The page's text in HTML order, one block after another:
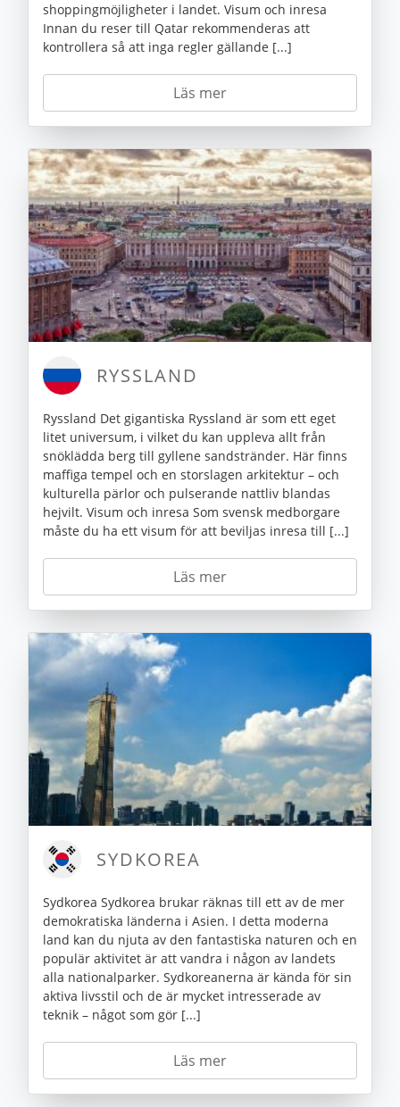
shoppingmöjligheter i landet. Visum och inresa
Innan du reser till Qatar rekommenderas att
kontrollera så att inga regler gällande [...]
Läs mer
RYSSLAND
Ryssland Det gigantiska Ryssland är som ett eget
litet universum, i vilket du kan uppleva allt från
snöklädda berg till gyllene sandstränder. Här finns
maffiga tempel och en storslagen arkitektur – och
kulturella pärlor och pulserande nattliv blandas
hejvilt. Visum och inresa Som svensk medborgare
måste du ha ett visum för att beviljas inresa till [...]
Läs mer
SYDKOREA
Sydkorea Sydkorea brukar räknas till ett av de mer
demokratiska länderna i Asien. I detta moderna
land kan du njuta av den fantastiska naturen och en
populär aktivitet är att vandra i någon av landets
alla nationalparker. Sydkoreanerna är kända för sin
aktiva livsstil och de är mycket intresserade av
teknik – något som gör [...]
Läs mer